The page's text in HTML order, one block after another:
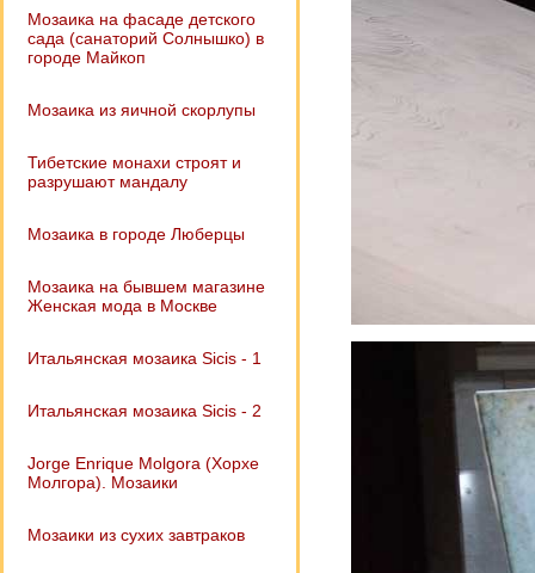
Мозаика на фасаде детского
сада (санаторий Солнышко) в
городе Майкоп
Мозаика из яичной скорлупы
Тибетские монахи строят и
разрушают мандалу
Мозаика в городе Люберцы
Мозаика на бывшем магазине
Женская мода в Москве
Итальянская мозаика Sicis - 1
Итальянская мозаика Sicis - 2
Jorge Enrique Molgora (Хорхе
Молгора). Мозаики
Мозаики из сухих завтраков